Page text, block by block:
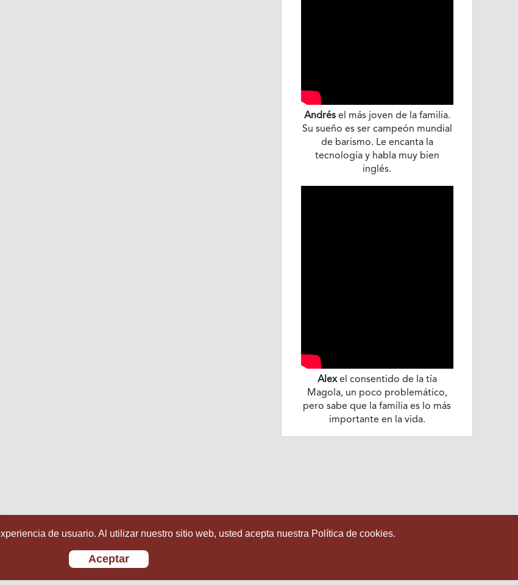
Andrésel más joven de la familia.
Su sueño es ser campeón mundial
de barismo. Le encanta la
tecnología y habla muy bien
inglés.
Alexel consentido de la tía
Magola, un poco problemático,
pero sabe que la familia es lo más
importante en la vida.
de usuario. Al utilizar nuestro sitio web, usted acepta nuestra Política de cookies.
Aceptar